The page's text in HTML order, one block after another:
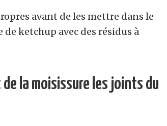
avant de les mettre dans le
ketchup avec des résidus à
la moisissure les joints du